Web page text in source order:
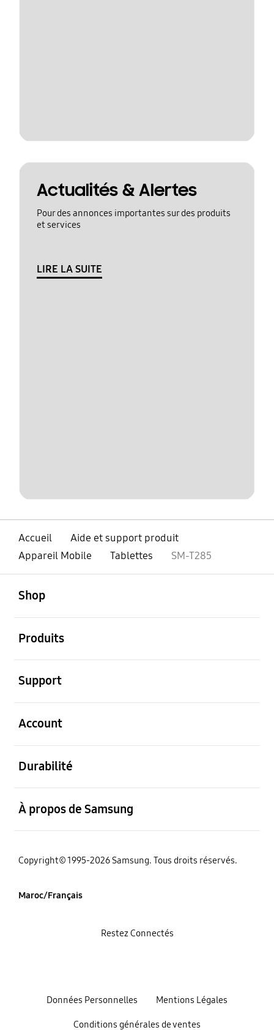
Actualités & Alertes
Pour des annonces importantes sur des produits
et services
LIRE LA SUITE
Accueil
Aide et support produit
Appareil Mobile
Tablettes SM-T285
Shop
Produits
Support
Account
Durabilité
À propos de Samsung
Copyright© 1995-2026 Samsung. Tous droits réservés.
Maroc/Français
Données Personnelles Mentions Légales
Conditions générales de ventes
Restez Connectés